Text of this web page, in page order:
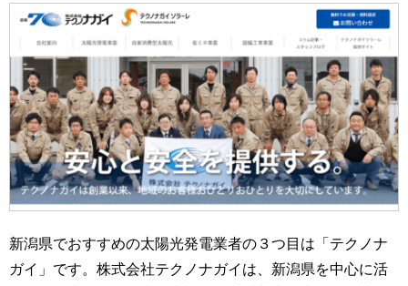
新潟県でおすすめの太陽光発電業者の３つ目は「テクノナ
ガイ」です。株式会社テクノナガイは、新潟県を中心に活